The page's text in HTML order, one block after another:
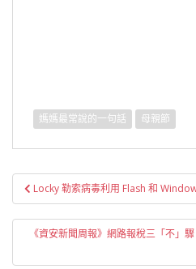
媽媽最常說的一句話 母親節
文
章
導
Locky 勒索病毒利用 Flash 和
《資安新聞周報》網路報稅三「不」